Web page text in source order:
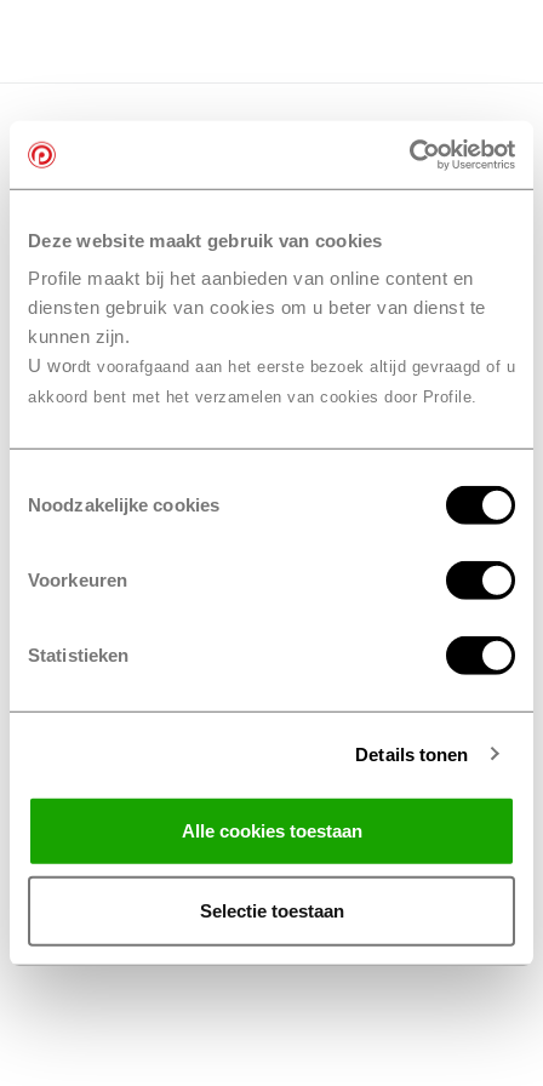
Deze website maakt gebruik van cookies
Profile maakt bij het aanbieden van online content en
diensten gebruik van cookies om u beter van dienst te
kunnen zijn.
U wordt voorafgaand aan het eerste bezoek altijd gevraagd of u
akkoord bent met het verzamelen van cookies door Profile.
Noodzakelijke cookies
Voorkeuren
Statistieken
Details tonen
Alle cookies toestaan
Selectie toestaan
Algemene Voorwaarden Thuiswinkel
Privacy Statement Profile Nederland B.V.
Disclaimer